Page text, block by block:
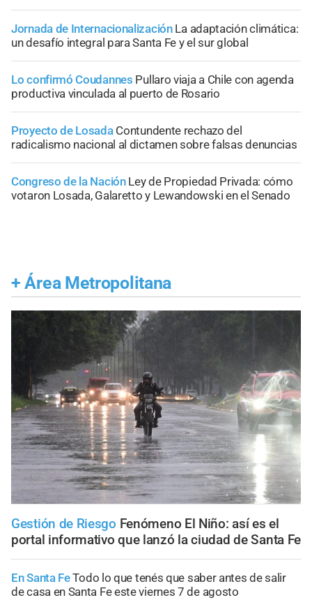
Jornada de Internacionalización La adaptación climática:
un desafío integral para Santa Fe y el sur global
Lo confirmó Coudannes Pullaro viaja a Chile con agenda
productiva vinculada al puerto de Rosario
Proyecto de Losada Contundente rechazo del
radicalismo nacional al dictamen sobre falsas denuncias
Congreso de la Nación Ley de Propiedad Privada: cómo
votaron Losada, Galaretto y Lewandowski en el Senado
+ Área Metropolitana
Gestión de Riesgo Fenómeno El Niño: así es el
portal informativo que lanzó la ciudad de Santa Fe
En Santa FeTodo lo que tenés que saber antes de salir
de casa en Santa Fe este viernes 7 de agosto